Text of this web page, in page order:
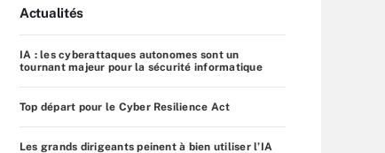
Actualités
IA : les cyberattaques autonomes sont un
tournant majeur pour la sécurité informatique
Top départ pour le Cyber Resilience Act
Les grands dirigeants peinent à bien utiliser l’IA